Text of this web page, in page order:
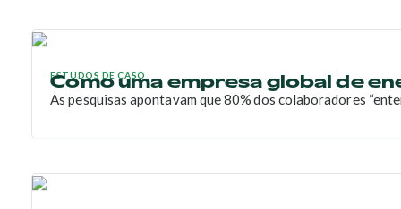
ESTUDOS DE CASO
Como uma empresa global de
As pesquisas apontavam que 80% dos colaboradores